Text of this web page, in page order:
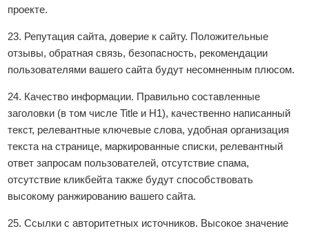
проекте.
23. Репутация сайта, доверие к сайту. Положительные
отзывы, обратная связь, безопасность, рекомендации
пользователями вашего сайта будут несомненным плюсом.
24. Качество информации. Правильно составленные
заголовки (в том числе Title и H1), качественно написанный
текст, релевантные ключевые слова, удобная организация
текста на странице, маркированные списки, релевантный
ответ запросам пользователей, отсутствие спама,
отсутствие кликбейта также будут способствовать
высокому ранжированию вашего сайта.
25. Ссылки с авторитетных источников. Высокое значение